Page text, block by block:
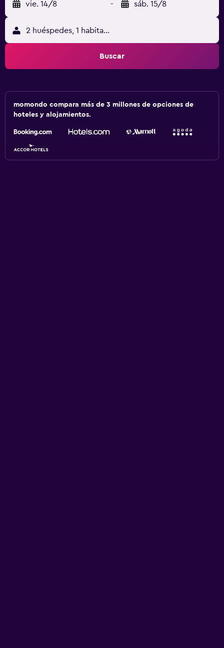
vie. 14/8 - sáb. 15/8
2 huéspedes, 1 habitación
Buscar
momondo compara más de 3 millones de opciones de
hoteles y alojamientos.